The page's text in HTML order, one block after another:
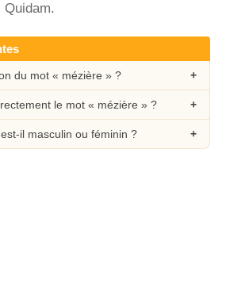
Quidam.
du mot « mézière » ?
le mot « mézière » ?
il masculin ou féminin ?